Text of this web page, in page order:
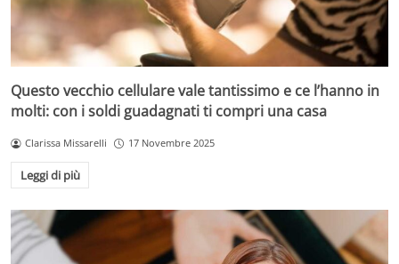
Questo vecchio cellulare vale tantissimo e ce l’hanno in
molti: con i soldi guadagnati ti compri una casa
Clarissa Missarelli 17 Novembre 2025
Leggi di più